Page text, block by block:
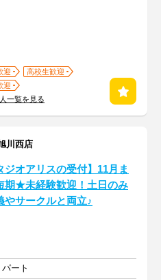
迎
高校生歓迎
迎
一覧を見る
川西店
ジオアリスの受付】11月ま
期★未経験歓迎！土日のみ
やサークルと両立♪
ート